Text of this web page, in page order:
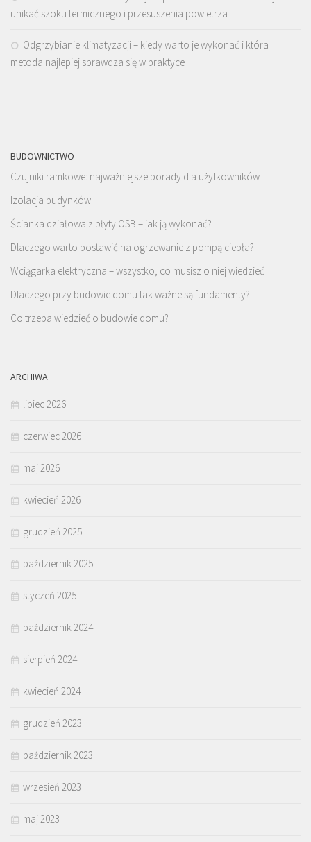
unikać szoku termicznego i przesuszenia powietrza
Odgrzybianie klimatyzacji – kiedy warto je wykonać i która
metoda najlepiej sprawdza się w praktyce
BUDOWNICTWO
Czujniki ramkowe: najważniejsze porady dla użytkowników
Izolacja budynków
Ścianka działowa z płyty OSB – jak ją wykonać?
Dlaczego warto postawić na ogrzewanie z pompą ciepła?
Wciągarka elektryczna – wszystko, co musisz o niej wiedzieć
Dlaczego przy budowie domu tak ważne są fundamenty?
Co trzeba wiedzieć o budowie domu?
ARCHIWA
lipiec 2026
czerwiec 2026
maj 2026
kwiecień 2026
grudzień 2025
październik 2025
styczeń 2025
październik 2024
sierpień 2024
kwiecień 2024
grudzień 2023
październik 2023
wrzesień 2023
maj 2023